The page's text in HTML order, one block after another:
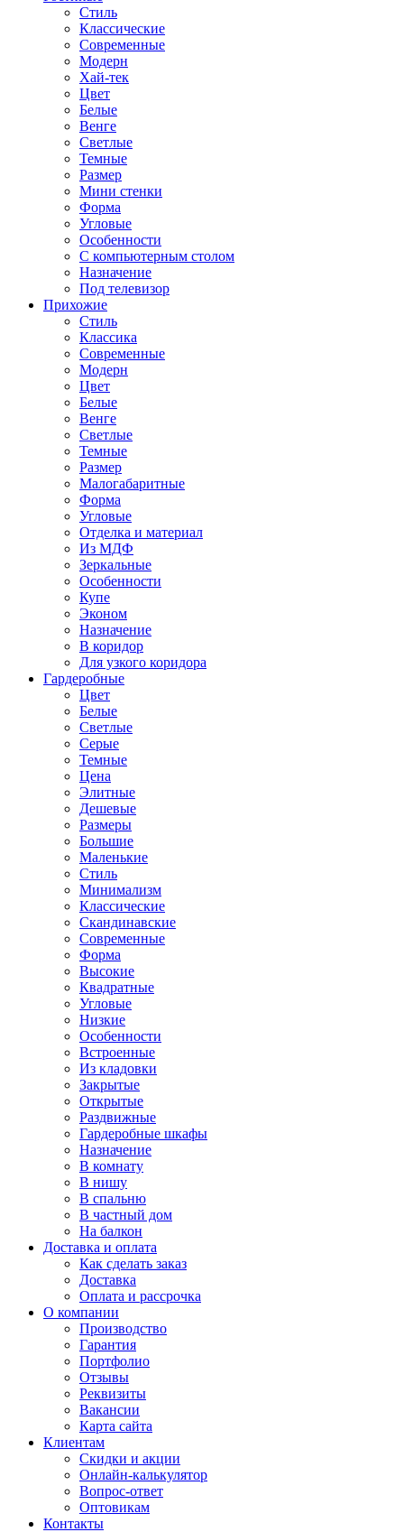
Стиль
Классические
Современные
Модерн
Хай-тек
Цвет
Белые
Венге
Светлые
Темные
Размер
Мини стенки
Форма
Угловые
Особенности
С компьютерным столом
Назначение
Под телевизор
Прихожие
Стиль
Классика
Современные
Модерн
Цвет
Белые
Венге
Светлые
Темные
Размер
Малогабаритные
Форма
Угловые
Отделка и материал
Из МДФ
Зеркальные
Особенности
Купе
Эконом
Назначение
В коридор
Для узкого коридора
Гардеробные
Цвет
Белые
Светлые
Серые
Темные
Цена
Элитные
Дешевые
Размеры
Большие
Маленькие
Стиль
Минимализм
Классические
Скандинавские
Современные
Форма
Высокие
Квадратные
Угловые
Низкие
Особенности
Встроенные
Из кладовки
Закрытые
Открытые
Раздвижные
Гардеробные шкафы
Назначение
В комнату
В нишу
В спальню
В частный дом
На балкон
Доставка и оплата
Как сделать заказ
Доставка
Оплата и рассрочка
О компании
Производство
Гарантия
Портфолио
Отзывы
Реквизиты
Вакансии
Карта сайта
Клиентам
Скидки и акции
Онлайн-калькулятор
Вопрос-ответ
Оптовикам
Контакты